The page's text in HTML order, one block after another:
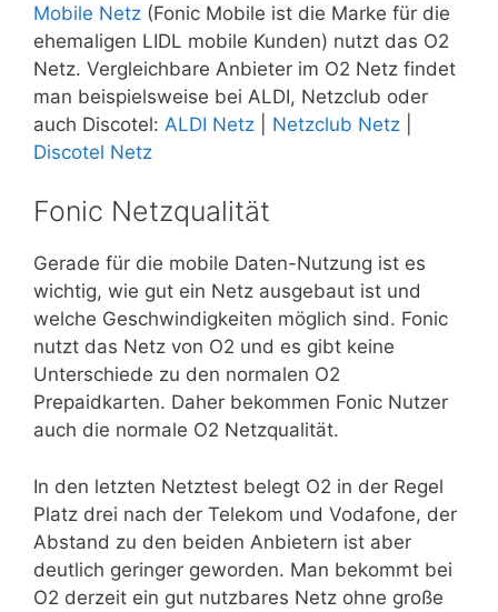
Mobile Netz (Fonic Mobile ist die Marke für die
ehemaligen LIDL mobile Kunden) nutzt das O2
Netz. Vergleichbare Anbieter im O2 Netz findet
man beispielsweise bei ALDI, Netzclub oder
auch Discotel: ALDI Netz Netzclub Netz
Discotel Netz
Fonic Netzqualität
Gerade für die mobile Daten-Nutzung ist es
wichtig, wie gut ein Netz ausgebaut ist und
welche Geschwindigkeiten möglich sind. Fonic
nutzt das Netz von O2 und es gibt keine
Unterschiede zu den normalen O2
Prepaidkarten. Daher bekommen Fonic Nutzer
auch die normale O2 Netzqualität.
In den letzten Netztest belegt O2 in der Regel
Platz drei nach der Telekom und Vodafone, der
Abstand zu den beiden Anbietern ist aber
deutlich geringer geworden. Man bekommt bei
O2 derzeit ein gut nutzbares Netz ohne große